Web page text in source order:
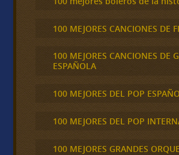
100 MEJORES CANCIONES DE
100 MEJORES CANCIONES DE
ESPAÑOLA
100 MEJORES DEL POP
100 MEJORES DEL POP
100 MEJORES GRANDES